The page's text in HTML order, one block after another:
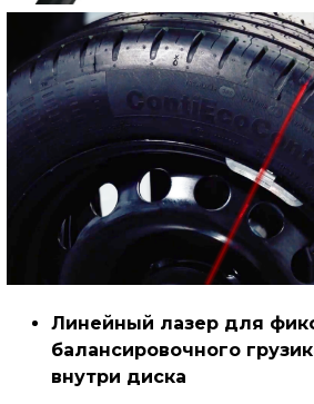
Линейный лазер для
балансировочного
внутри диска